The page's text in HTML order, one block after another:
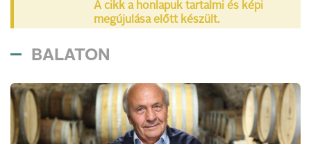
A cikk a honlapuk tartalmi és képi
megújulása előtt készült.
BALATON